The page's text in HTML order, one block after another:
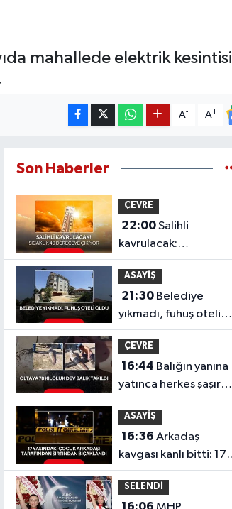
mahallede elektrik kesintisi
A- A+
Son Haberler
ÇEVRE
22:00Salihli
kavrulacak:
Termometreler 40
dereceyi gösterecek
ASAYİŞ
21:30
yıkmadı, fuhuş oteli
oldu
ÇEVRE
16:44
yatınca herkes şaşırdı!
Oltaya takılan 190
santimlik dev yayın
balığı
ASAYİŞ
16:36 Arkadaş
kavgası kanlı bitti: 17
yaşındaki çocuk
sırtından bıçaklandı
SELENDİ
16:06